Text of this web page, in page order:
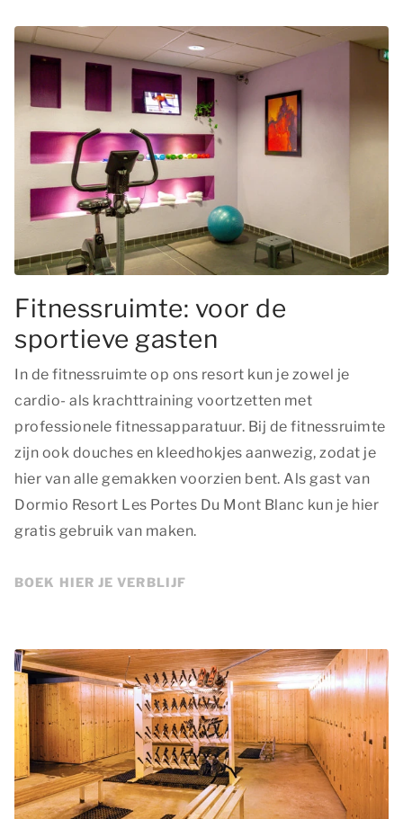
Fitnessruimte: voor de
sportieve gasten
In de fitnessruimte op ons resort kun je zowel je
cardio- als krachttraining voortzetten met
professionele fitnessapparatuur. Bij de fitnessruimte
zijn ook douches en kleedhokjes aanwezig, zodat je
hier van alle gemakken voorzien bent. Als gast van
Dormio Resort Les Portes Du Mont Blanc kun je hier
gratis gebruik van maken.
BOEK HIER JE VERBLIJF